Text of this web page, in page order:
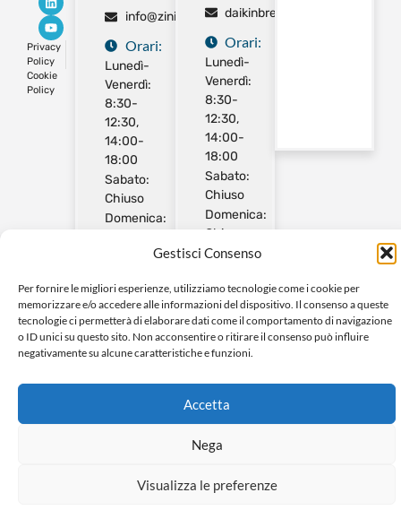
Gestisci Consenso
Per fornire le migliori esperienze, utilizziamo tecnologie come i cookie per
memorizzare e/o accedere alle informazioni del dispositivo. Il consenso a queste
tecnologie ci permetterà di elaborare dati come il comportamento di navigazione
o ID unici su questo sito. Non acconsentire o ritirare il consenso può influire
negativamente su alcune caratteristiche e funzioni.
Accetta
Nega
Visualizza le preferenze
Privacy
Policy
Cookie
Policy
info@ziniimpianti.com
Orari:
Lunedì-
Venerdì:
8:30-
12:30,
14:00-
18:00
Sabato:
Chiuso
Domenica:
daikinbrescia@gmail.com
Orari:
Lunedì-
Venerdì:
8:30-
12:30,
14:00-
18:00
Sabato:
Chiuso
Domenica:
Chiuso
© 2024 Tutti i diritti riservati a ZINI IMPIANTI SRL
Powerd by Netweek